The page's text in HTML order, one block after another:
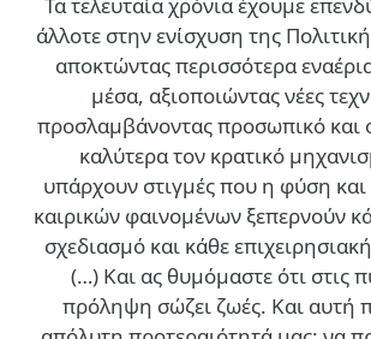
άλλοτε στην ενίσχυση της
αποκτώντας περισσότερα
μέσα, αξιοποιώντας νέες
προσλαμβάνοντας προσωπικό και
καλύτερα τον κρατικό
υπάρχουν στιγμές που η φύση
καιρικών φαινομένων ξεπερνούν
σχεδιασμό και κάθε
(…) Και ας θυμόμαστε ότι στις
πρόληψη σώζει ζωές. Και αυτή